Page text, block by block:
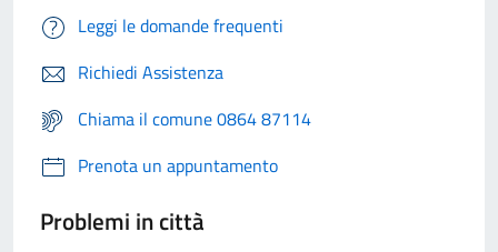
Leggi le domande frequenti
Richiedi Assistenza
Chiama il comune 0864 87114
Prenota un appuntamento
Problemi in città